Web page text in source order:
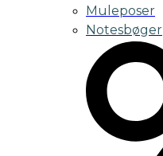
Muleposer
Notesbøger